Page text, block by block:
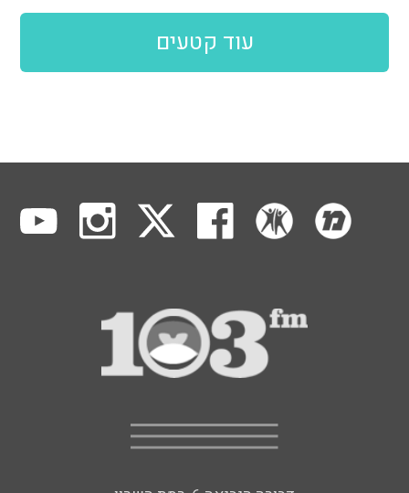
עוד קטעים